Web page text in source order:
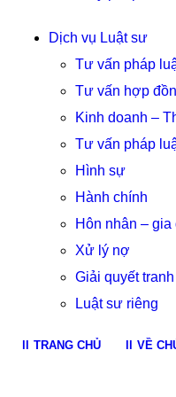
Dịch vụ Luật sư
Tư vấn pháp
Tư vấn hợp
Kinh doanh –
Tư vấn pháp
Hình sự
Hành chính
Hôn nhân – gia
Xử lý nợ
Giải quyết
Luật sư riêng
TRANG CHỦ VỀ